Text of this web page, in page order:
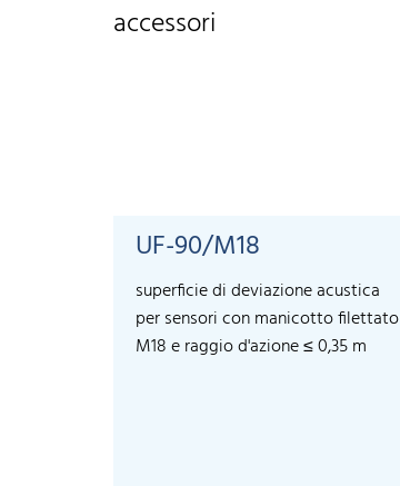
accessori
UF-90/M18
superficie di deviazione acustica
per sensori con manicotto filettato
M18 e raggio d'azione ≤ 0,35 m